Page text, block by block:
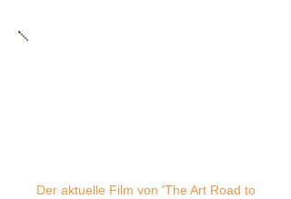
Der aktuelle Film von 'The Art Road to